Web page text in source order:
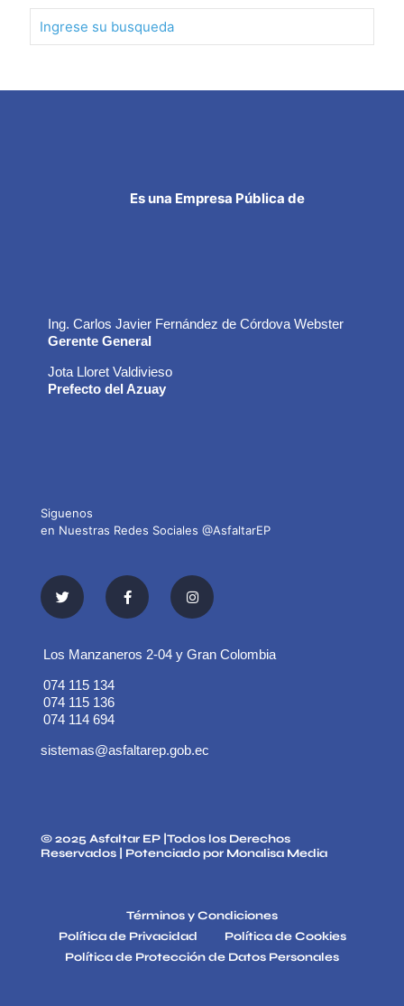
Es una Empresa Pública de
Ing. Carlos Javier Fernández de Córdova Webster
Gerente General
Jota Lloret Valdivieso
Prefecto del Azuay
Siguenos
en Nuestras Redes Sociales @AsfaltarEP
Los Manzaneros 2-04 y Gran Colombia
074 115 134
074 115 136
074 114 694
sistemas@asfaltarep.gob.ec
© 2025Asfaltar EP |Todos los Derechos
Reservados | Potenciado por Monalisa Media
Términos y Condiciones
Política de Privacidad
Política de Cookies
Política de Protección de Datos Personales